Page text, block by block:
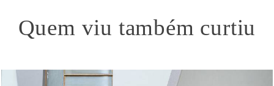
Quem viu também curtiu